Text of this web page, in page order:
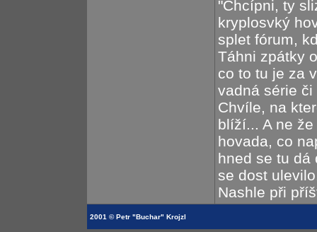
"Chcípni, ty
kryplosvký
splet fórum,
Táhni zpátky
co to tu je za
vadná série
Chvíle, na
blíží... A ne
hovada, co
hned se tu dá
se dost
Nashle při
2001 © Petr "Buchar" Krojzl